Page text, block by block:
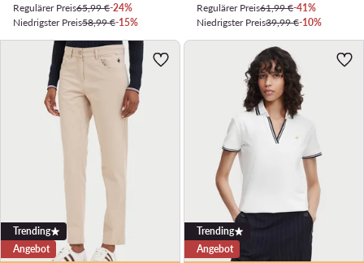
Regulärer Preis65,99 €-24%
Niedrigster Preis58,99 €-15%
Regulärer Preis61,99 €-41%
Niedrigster Preis39,99 €-10%
Trending
Angebot
Trending
Angebot